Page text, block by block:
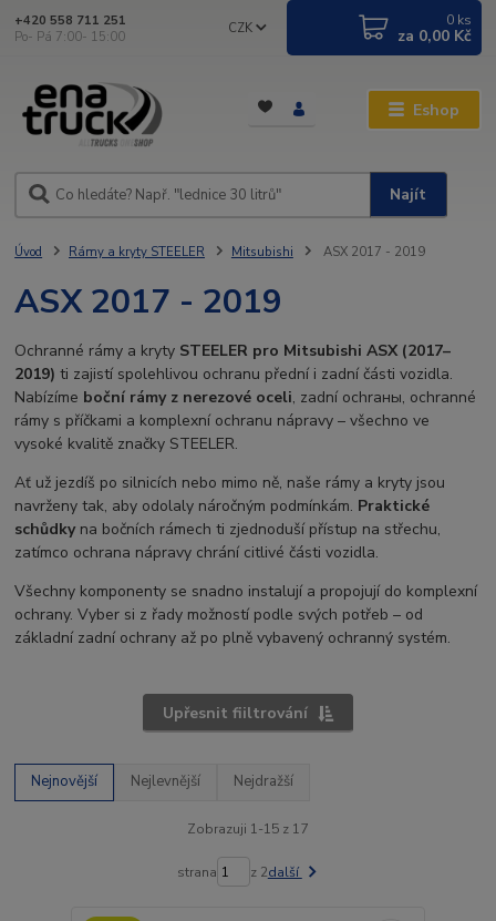
Eshop
CZK
Najít
+420 558 711 251
Po- Pá 7:00- 15:00
0 ks
za 0,00 Kč
Úvod Rámy a kryty STEELER Mitsubishi ASX 2017 - 2019
ASX 2017 - 2019
Ochranné rámy a kryty STEELER pro Mitsubishi ASX (2017–
2019) ti zajistí spolehlivou ochranu přední i zadní části vozidla.
Nabízíme boční rámy z nerezové oceli, zadní ochraны, ochranné
rámy s příčkami a komplexní ochranu nápravy – všechno ve
vysoké kvalitě značky STEELER.
Ať už jezdíš po silnicích nebo mimo ně, naše rámy a kryty jsou
navrženy tak, aby odolaly náročným podmínkám. Praktické
schůdkyna bočních rámech ti zjednoduší přístup na střechu,
zatímco ochrana nápravy chrání citlivé části vozidla.
Všechny komponenty se snadno instalují a propojují do komplexní
ochrany. Vyber si z řady možností podle svých potřeb – od
základní zadní ochrany až po plně vybavený ochranný systém.
Upřesnit fiiltrování
Nejnovější Nejlevnější Nejdražší
Zobrazuji 1-15 z 17
strana z 2další